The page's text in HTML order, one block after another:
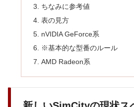
ちなみに参考値
表の見方
nVIDIA GeForce系
※基本的な型番のルール
AMD Radeon系